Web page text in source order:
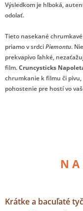
Výsledkom je hlboká,
odolať.
Tieto nasekané
priamo v srdciPiemontu.
prekvapivo ľahké,
film.Cruncysticks
chrumkanie k filmu či
pohostenie pre hostí vo
N A
Krátke a bacuľaté